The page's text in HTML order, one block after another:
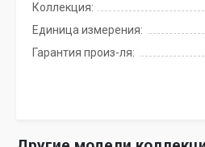
Коллекция:
Единица измерения:
Гарантия произ-ля: